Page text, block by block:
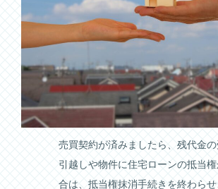
売買契約が済みましたら、残代金
引越しや物件に住宅ローンの抵当
合は、抵当権抹消手続きを終わら